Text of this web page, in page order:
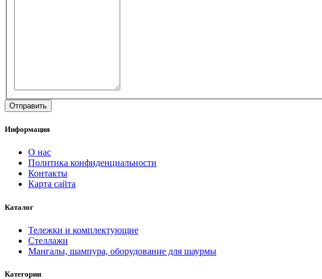
Информация
О нас
Политика конфиденциальности
Контакты
Карта сайта
Каталог
Тележки и комплектующие
Стеллажи
Мангалы, шампура, оборудование для шаурмы
Категории